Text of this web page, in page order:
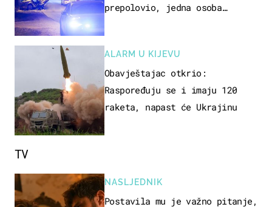
prepolovio, jedna osoba
ALARM U KIJEVU
Obavještajac otkrio:
Raspoređuju se i imaju 120
raketa, napast će Ukrajinu
TV
NASLJEDNIK
Postavila mu je važno pitanje,